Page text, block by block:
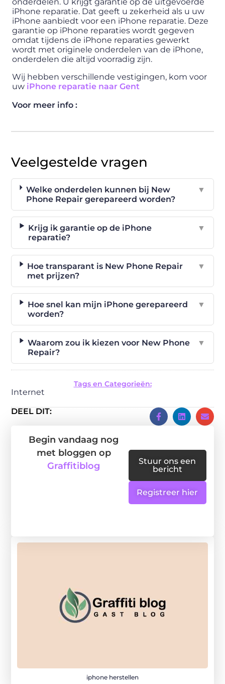
iPhone reparatie. Dat geeft u zekerheid als u uw
iPhone aanbiedt voor een iPhone reparatie. Deze
garantie op iPhone reparaties wordt gegeven
omdat tijdens de iPhone reparaties gewerkt
wordt met originele onderdelen van de iPhone,
onderdelen die altijd voorradig zijn.
Wij hebben verschillende vestigingen, kom voor
uw iPhone reparatie naar Gent
Voor meer info :
Veelgestelde vragen
Welke onderdelen kunnen bij New
Phone Repair gerepareerd worden?
▼
Krijg ik garantie op de iPhone
reparatie?
▼
Hoe transparant is New Phone Repair
met prijzen?
▼
Hoe snel kan mijn iPhone gerepareerd
worden?
▼
Waarom zou ik kiezen voor New Phone
Repair?
▼
Tags en Categorieën:
Internet
DEEL DIT:
iphone herstellen
Begin vandaag nog
met bloggen op
Graffitiblog
Stuur ons een
bericht
Registreer hier